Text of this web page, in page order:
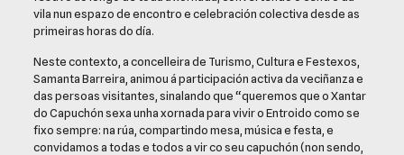
vila nun espazo de encontro e celebración colectiva desde as
primeiras horas do día.
Neste contexto, a concelleira de Turismo, Cultura e Festexos,
Samanta Barreira, animou á participación activa da veciñanza e
das persoas visitantes, sinalando que “queremos que o Xantar
do Capuchón sexa unha xornada para vivir o Entroido como se
fixo sempre: na rúa, compartindo mesa, música e festa, e
convidamos a todas e todos a vir co seu capuchón (non sendo,